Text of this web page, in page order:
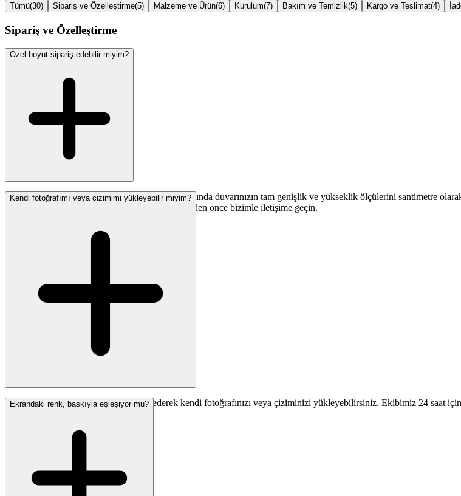
Tümü(30) Sipariş ve Özelleştirme(5) Malzeme ve Ürün(6) Kurulum(7) Bakım ve Temizlik(5) Kargo ve Teslimat(4)
Sipariş ve Özelleştirme
Özel boyut sipariş edebilir miyim?
Evet — bir tasarım seçtikten sonra, ödeme aşamasında duvarınızın tam genişlik ve yükseklik ölçülerini santimetre
şekiller veya çok büyük alanlar için sipariş vermeden önce bizimle iletişime geçin.
Kendi fotoğrafımı veya çizimimi yükleyebilir miyim?
Evet! Custom Mural sayfamızı ziyaret ederek kendi fotoğrafınızı veya çiziminizi yükleyebilirsiniz. Ekibimiz 24 saat
Ekrandaki renk, baskıyla eşleşiyor mu?